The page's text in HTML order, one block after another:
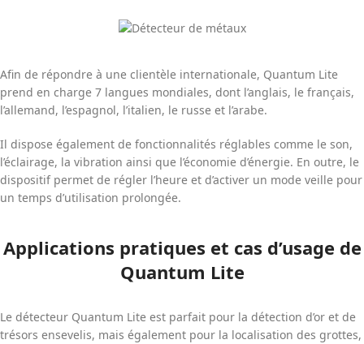
Afin de répondre à une clientèle internationale, Quantum Lite
prend en charge 7 langues mondiales, dont l’anglais, le français,
l’allemand, l’espagnol, l’italien, le russe et l’arabe.
Il dispose également de fonctionnalités réglables comme le son,
l’éclairage, la vibration ainsi que l’économie d’énergie. En outre, le
dispositif permet de régler l’heure et d’activer un mode veille pour
un temps d’utilisation prolongée.
Applications pratiques et cas d’usage de
Quantum Lite
Le détecteur Quantum Lite est parfait pour la détection d’or et de
trésors ensevelis, mais également pour la localisation des grottes,